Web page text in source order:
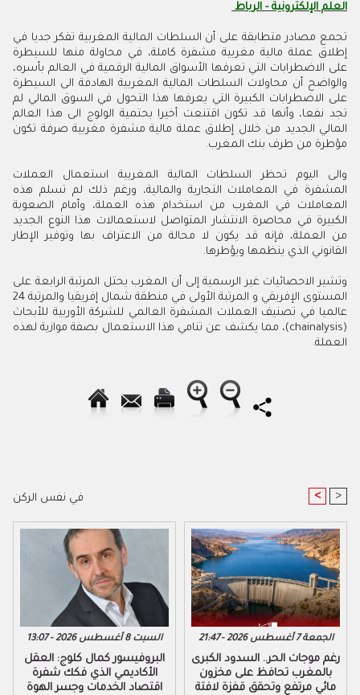
العلم الإلكترونية - الرباط
تجمع مصادر متطابقة على أن السلطات المالية المغربية تفكر جديا في
إطلاق عملة مالية مغربية مشفرة كاملة، في محاولة منها للسيطرة
على الاضطرابات التي تعرفها الأسواق المالية الرقمية في العالم بأسره،
والواضح أن محاولات السلطات المالية المغربية الهادفة الى السيطرة
على الاضطرابات الكبيرة التي يعرفها هذا التحول في السوق المالي لم
تجد نفعا، وأنها قد تكون اقتنعت أخيرا بحتمية الولوج الى هذا العالم
المالي الجديد من خلال إطلاق عملة مالية مشفرة مغربية صرفة تكون
مؤطرة من طرف بنك المغرب.
والى اليوم تحظر السلطات المالية المغربية استعمال العملات
المشفرة في المعاملات التجارية والمالية، ورغم ذلك لم تسلم هذه
المعاملات في المغرب من استخدام هذه العملة، وأمام الصعوبة
الكبيرة في محاصرة الانتشار المتواصل لاستعمالات هذا النوع الجديد
من العملة، فإنه قد يكون لا محالة من الاعتراف بها وتوفير الإطار
القانوني الذي ينظمها ويؤطرها.
وتشير الاحصائيات غير الرسمية إلى أن المغرب يحتل المرتبة الرابعة على
المستوى الإفريقي و المرتبة الأولى في منطقة شمال إفريقيا والمرتبة 24
عالميا في تصنيف العملات المشفرة العالمي للشركة الأوربية للأبحاث
(chainalysis)، مما يكشف عن تنامي هذا الاستعمال بصفة موازية لهذه
العملة.
في نفس الركن < >
السبت 8 أغسطس 2026 - 13:07
البروفيسور كمال كلوج: العقل
الأكاديمي الذي فكك شفرة
اقتصاد الخدمات وجسر الهوة
الجمعة 7 أغسطس 2026 - 21:47
رغم موجات الحر.. السدود الكبرى
بالمغرب تحافظ على مخزون
مائي مرتفع وتحقق قفزة لافتة